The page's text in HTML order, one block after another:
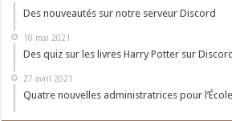
Des nouveautés sur notre serveur Discord
10 mai 2021
Des quiz sur les livres Harry Potter sur Discord
27 avril 2021
Quatre nouvelles administratrices pour